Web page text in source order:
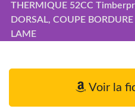
THERMIQUE 52CC
DORSAL, COUPE
LAME
Voir la